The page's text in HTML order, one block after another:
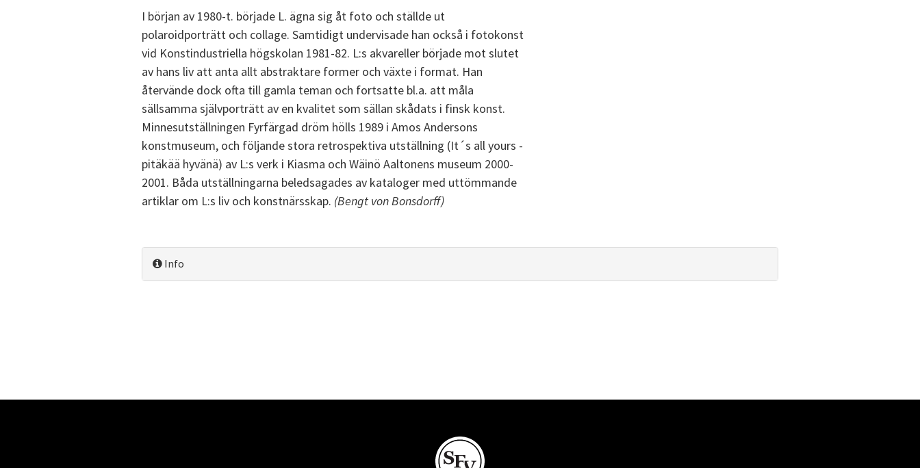
I början av 1980-t. började L. ägna sig åt foto och ställde ut
polaroidporträtt och collage. Samtidigt undervisade han också i fotokonst
vid Konstindustriella högskolan 1981-82. L:s akvareller började mot slutet
av hans liv att anta allt abstraktare former och växte i format. Han
återvände dock ofta till gamla teman och fortsatte bl.a. att måla
sällsamma självporträtt av en kvalitet som sällan skådats i finsk konst.
Minnesutställningen Fyrfärgad dröm hölls 1989 i Amos Andersons
konstmuseum, och följande stora retrospektiva utställning (It´s all yours -
pitäkää hyvänä) av L:s verk i Kiasma och Wäinö Aaltonens museum 2000-
2001. Båda utställningarna beledsagades av kataloger med uttömmande
artiklar om L:s liv och konstnärsskap. (Bengt von Bonsdorff)
Info